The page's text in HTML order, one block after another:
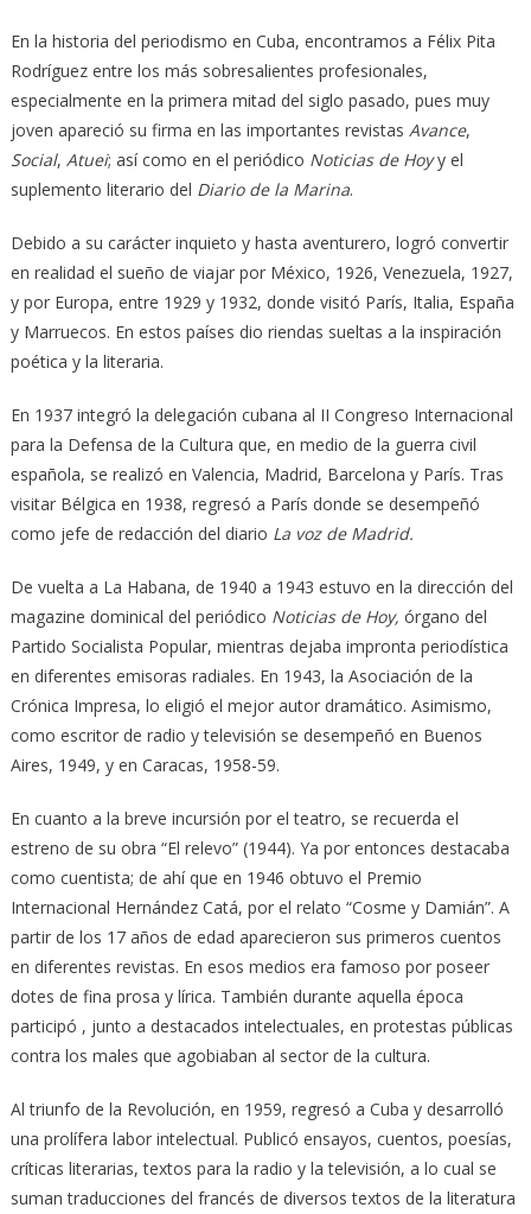
En la historia del periodismo en Cuba, encontramos a Félix Pita
Rodríguez entre los más sobresalientes profesionales,
especialmente en la primera mitad del siglo pasado, pues muy
joven apareció su firma en las importantes revistas Avance,
Social, Atuei; así como en el periódico Noticias de Hoyy el
suplemento literario del Diario de la Marina.
Debido a su carácter inquieto y hasta aventurero, logró convertir
en realidad el sueño de viajar por México, 1926, Venezuela, 1927,
y por Europa, entre 1929 y 1932, donde visitó París, Italia, España
y Marruecos. En estos países dio riendas sueltas a la inspiración
poética y la literaria.
En 1937 integró la delegación cubana al II Congreso Internacional
para la Defensa de la Cultura que, en medio de la guerra civil
española, se realizó en Valencia, Madrid, Barcelona y París. Tras
visitar Bélgica en 1938, regresó a París donde se desempeñó
como jefe de redacción del diario La voz de Madrid.
De vuelta a La Habana, de 1940 a 1943 estuvo en la dirección del
magazine dominical del periódico Noticias de Hoy, órgano del
Partido Socialista Popular, mientras dejaba impronta periodística
en diferentes emisoras radiales. En 1943, la Asociación de la
Crónica Impresa, lo eligió el mejor autor dramático. Asimismo,
como escritor de radio y televisión se desempeñó en Buenos
Aires, 1949, y en Caracas, 1958-59.
En cuanto a la breve incursión por el teatro, se recuerda el
estreno de su obra “El relevo” (1944). Ya por entonces destacaba
como cuentista; de ahí que en 1946 obtuvo el Premio
Internacional Hernández Catá, por el relato “Cosme y Damián”. A
partir de los 17 años de edad aparecieron sus primeros cuentos
en diferentes revistas. En esos medios era famoso por poseer
dotes de fina prosa y lírica. También durante aquella época
participó , junto a destacados intelectuales, en protestas públicas
contra los males que agobiaban al sector de la cultura.
Al triunfo de la Revolución, en 1959, regresó a Cuba y desarrolló
una prolífera labor intelectual. Publicó ensayos, cuentos, poesías,
críticas literarias, textos para la radio y la televisión, a lo cual se
suman traducciones del francés de diversos textos de la literatura